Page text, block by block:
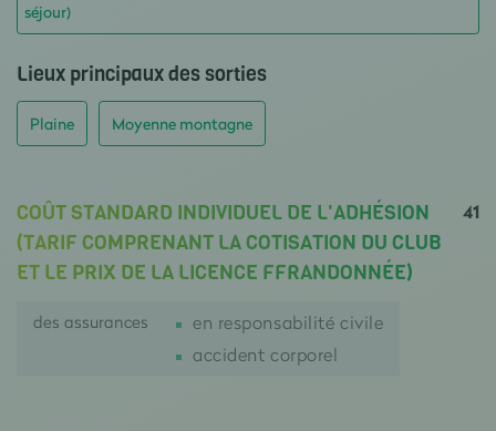
séjour)
Lieux principaux des sorties
Plaine Moyenne montagne
COÛT STANDARD INDIVIDUEL DE L'ADHÉSION
(TARIF COMPRENANT LA COTISATION DU CLUB
ET LE PRIX DE LA LICENCE FFRANDONNÉE)
41
des assurances
en responsabilité civile
accident corporel